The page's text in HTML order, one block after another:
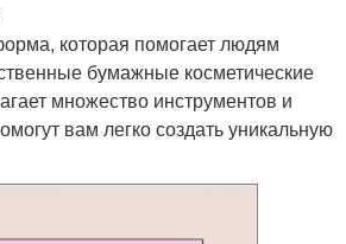
которая помогает людям
бумажные косметические
множество инструментов и
вам легко создать уникальную